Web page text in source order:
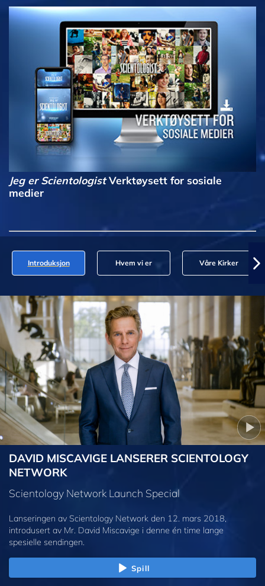
Jeg er ScientologistVerktøysett for sosiale
medier
Introduksjon Hvem vi er Våre Kirker
DAVID MISCAVIGE LANSERER SCIENTOLOGY
NETWORK
Scientology Network Launch Special
Lanseringen av Scientology Network den 12. mars 2018,
introdusert av Mr. David Miscavige i denne én time lange
spesielle sendingen.
Spill